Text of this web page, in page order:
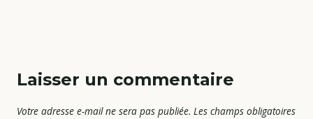
Laisser un commentaire
Votre adresse e-mail ne sera pas publiée. Les champs obligatoires